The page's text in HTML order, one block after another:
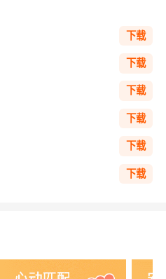
下载
下载
下载
下载
下载
下载